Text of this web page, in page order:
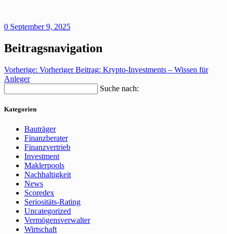
0 September 9, 2025
Beitragsnavigation
Vorherige: Vorheriger Beitrag: Krypto-Investments – Wissen für
Anleger
Suche nach:
Kategorien
Bauträger
Finanzberater
Finanzvertrieb
Investment
Maklerpools
Nachhaltigkeit
News
Scoredex
Seriositäts-Rating
Uncategorized
Vermögensverwalter
Wirtschaft